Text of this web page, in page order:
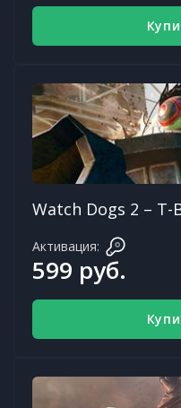
Watch Dogs 2 – T-
Активация:
599 руб.